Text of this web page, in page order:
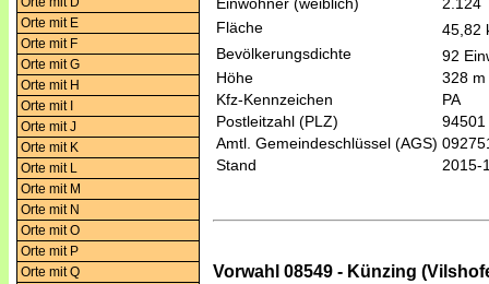
Orte mit E
Orte mit F
Orte mit G
Orte mit H
Orte mit I
Orte mit J
Orte mit K
Orte mit L
Orte mit M
Orte mit N
Orte mit O
Orte mit P
Orte mit Q
Einwohner (weiblich)
2.124
Fläche
45,82
Bevölkerungsdichte
92
Höhe
328 m
Kfz-Kennzeichen
PA
Postleitzahl (PLZ)
94501
Amtl. Gemeindeschlüssel (AGS)
Stand
2015-
Vorwahl 08549 - Künzing